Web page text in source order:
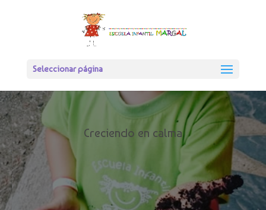
Seleccionar página
Creciendo en calma